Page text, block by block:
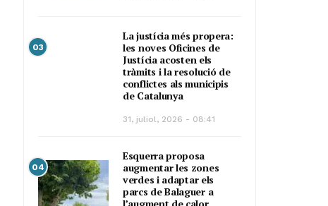
03
La justícia més propera:
les noves Oficines de
Justícia acosten els
tràmits i la resolució de
conflictes als municipis
de Catalunya
31, juliol, 2026 - 08:41
04
Esquerra proposa
augmentar les zones
verdes i adaptar els
parcs de Balaguer a